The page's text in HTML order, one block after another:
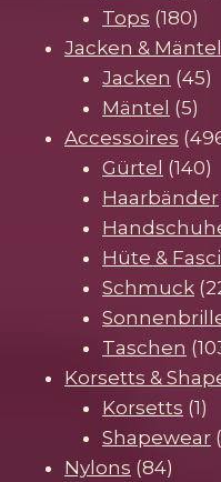
Tops 180180
Jacken & Mäntel
Jacken 4545
Mäntel 55
Accessoires
Gürtel 140
Haarbänder
Hüte &
Schmuck
Taschen
Korsetts &
Korsetts 11
Shapewear
Nylons 8484